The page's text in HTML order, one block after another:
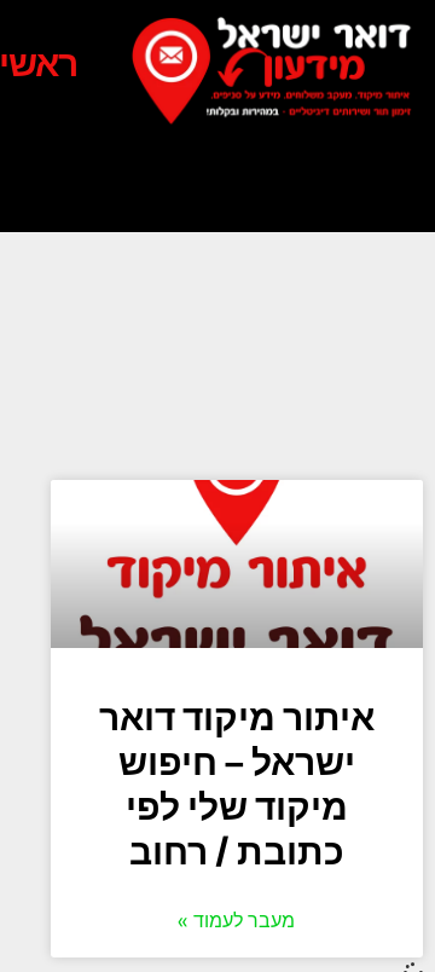
ראשי
איתור מיקוד דואר
ישראל – חיפוש
מיקוד שלי לפי
כתובת / רחוב
מעבר לעמוד »